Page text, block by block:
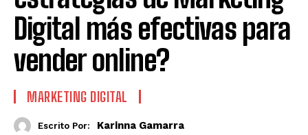
Digital más efectivas para
vender online?
MARKETING DIGITAL
Escrito Por: Karinna Gamarra